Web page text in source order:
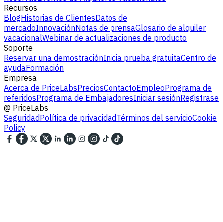
Recursos
BlogHistorias de ClientesDatos de
mercadoInnovaciónNotas de prensaGlosario de alquiler
vacacionalWebinar de actualizaciones de producto
Soporte
Reservar una demostraciónInicia prueba gratuitaCentro de
ayudaFormación
Empresa
Acerca de PriceLabsPreciosContactoEmpleoPrograma de
referidosPrograma de EmbajadoresIniciar sesiónRegistrase
@ PriceLabs
SeguridadPolítica de privacidadTérminos del servicioCookie
Policy